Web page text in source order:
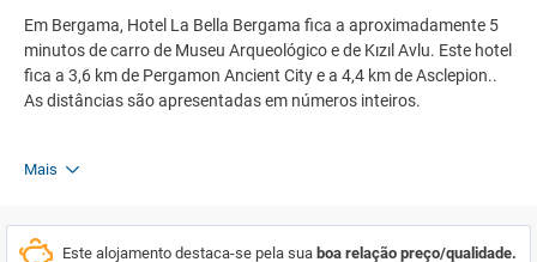
Em Bergama, Hotel La Bella Bergama fica a aproximadamente 5
minutos de carro de Museu Arqueológico e de Kızıl Avlu. Este hotel
fica a 3,6 km de Pergamon Ancient City e a 4,4 km de Asclepion..
As distâncias são apresentadas em números inteiros.
Mais
Este alojamento destaca-se pela sua boa relação preço/qualidade.